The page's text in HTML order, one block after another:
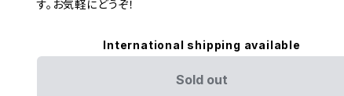
す。お気軽にどうぞ！
International shipping available
Sold out